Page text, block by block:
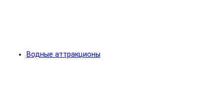
Водные аттракционы